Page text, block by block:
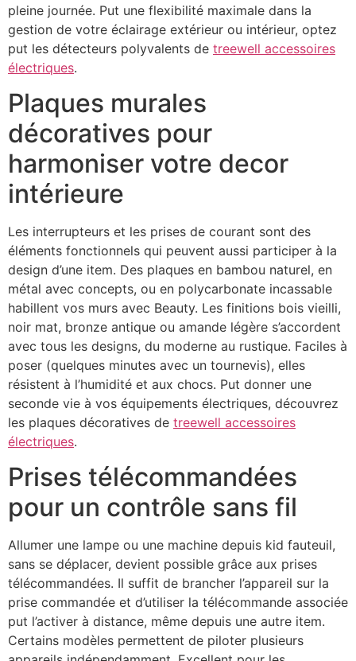
pleine journée. Put une flexibilité maximale dans la
gestion de votre éclairage extérieur ou intérieur, optez
put les détecteurs polyvalents de treewell accessoires
électriques.
Plaques murales
décoratives pour
harmoniser votre decor
intérieure
Les interrupteurs et les prises de courant sont des
éléments fonctionnels qui peuvent aussi participer à la
design d’une item. Des plaques en bambou naturel, en
métal avec concepts, ou en polycarbonate incassable
habillent vos murs avec Beauty. Les finitions bois vieilli,
noir mat, bronze antique ou amande légère s’accordent
avec tous les designs, du moderne au rustique. Faciles à
poser (quelques minutes avec un tournevis), elles
résistent à l’humidité et aux chocs. Put donner une
seconde vie à vos équipements électriques, découvrez
les plaques décoratives de treewell accessoires
électriques.
Prises télécommandées
pour un contrôle sans fil
Allumer une lampe ou une machine depuis kid fauteuil,
sans se déplacer, devient possible grâce aux prises
télécommandées. Il suffit de brancher l’appareil sur la
prise commandée et d’utiliser la télécommande associée
put l’activer à distance, même depuis une autre item.
Certains modèles permettent de piloter plusieurs